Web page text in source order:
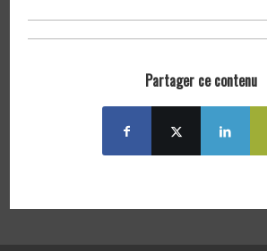
Partager ce contenu